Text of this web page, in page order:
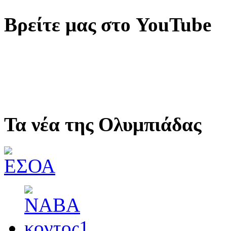
Βρείτε μας στο YouTube
Τα νέα της Ολυμπιάδας